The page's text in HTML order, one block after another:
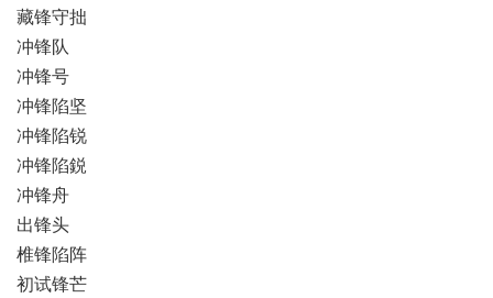
藏锋守拙
冲锋队
冲锋号
冲锋陷坚
冲锋陷锐
冲锋陷鋭
冲锋舟
出锋头
椎锋陷阵
初试锋芒